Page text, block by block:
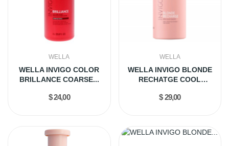
WELLA
WELLA INVIGO COLOR
BRILLANCE COARSE...
$ 24,00
WELLA
WELLA INVIGO BLONDE
RECHATGE COOL
$ 29,00